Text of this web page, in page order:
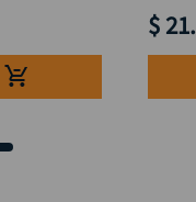
$ 21.